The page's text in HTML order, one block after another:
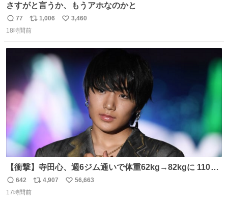
さすがと言うか、もうアホなのかと
返
信
77
リ
ポ
ト
数
1,006
い
3,460
18時間前
【衝撃】寺田心、週6ジム通いで体重62kg→82kgに 110kg
のベンチプレス持ち上げる姿披露
news.livedoor.com/article/detail… 元々自重のみだった
返
信
642
リ
4,907
い
56,663
17時間前